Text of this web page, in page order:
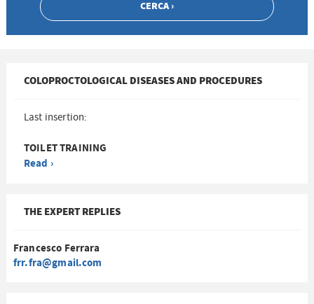
COLOPROCTOLOGICAL DISEASES AND PROCEDURES
Last insertion:
TOILET TRAINING
Read ›
THE EXPERT REPLIES
Francesco Ferrara
frr.fra@gmail.com